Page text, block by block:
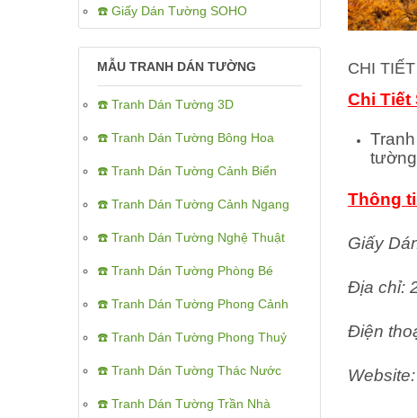
☎️ Giấy Dán Tường SOHO
MẪU TRANH DÁN TƯỜNG
☎️ Tranh Dán Tường 3D
☎️ Tranh Dán Tường Bông Hoa
☎️ Tranh Dán Tường Cảnh Biển
☎️ Tranh Dán Tường Cảnh Ngang
☎️ Tranh Dán Tường Nghệ Thuật
☎️ Tranh Dán Tường Phòng Bé
☎️ Tranh Dán Tường Phong Cảnh
☎️ Tranh Dán Tường Phong Thuỷ
☎️ Tranh Dán Tường Thác Nước
☎️ Tranh Dán Tường Trần Nhà
CHI
Chi Tiết
Thông
Giấy
Địa chỉ:
Điện